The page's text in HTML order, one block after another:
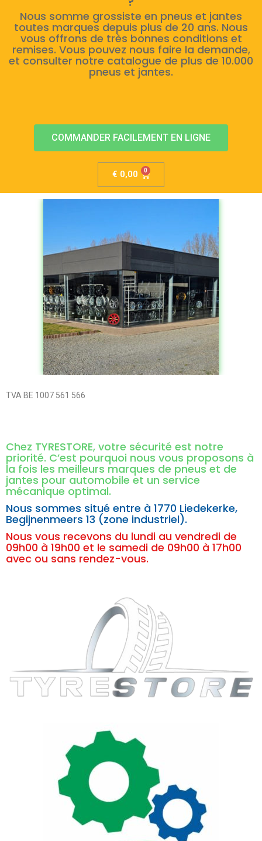
Nous somme grossiste en pneus et jantes
toutes marques depuis plus de 20 ans. Nous
vous offrons de très bonnes conditions et
remises. Vous pouvez nous faire la demande,
et consulter notre catalogue de plus de 10.000
pneus et jantes.
COMMANDER FACILEMENT EN LIGNE
€ 0,00
TVA BE 1007 561 566
Chez TYRESTORE, votre sécurité est notre
priorité. C’est pourquoi nous vous proposons à
la fois les meilleurs marques de pneus et de
jantes pour automobile et un service
mécanique optimal.
Nous sommes situé entre à 1770 Liedekerke,
Begijnenmeers 13 (zone industriel).
Nous vous recevons du lundi au vendredi de
09h00 à 19h00 et le samedi de 09h00 à 17h00
avec ou sans rendez-vous.